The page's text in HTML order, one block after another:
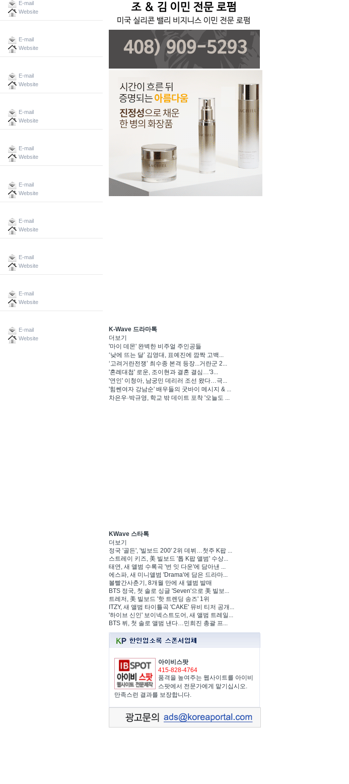
E-mail
Website
E-mail
Website
E-mail
Website
E-mail
Website
E-mail
Website
E-mail
Website
E-mail
Website
E-mail
Website
E-mail
Website
E-mail
Website
K-Wave 드라마톡
더보기
'마이 데몬' 완벽한 비주얼 주인공들
‘낮에 뜨는 달’ 김영대, 표예진에 깜짝 고백...
‘고려거란전쟁’ 최수종 본격 등장...거란군 2...
'혼례대첩' 로운, 조이현과 결혼 결심…'3...
'연인' 이청아, 남궁민 데리러 조선 왔다…극...
'힘쎈여자 강남순' 배우들의 굿바이 메시지 & ...
차은우·박규영, 학교 밖 데이트 포착 '오늘도 ...
KWave 스타톡
더보기
정국 '골든', '빌보드 200' 2위 데뷔…첫주 K팝 ...
스트레이 키즈, 美 빌보드 '톱 K팝 앨범' 수상...
태연, 새 앨범 수록곡 '번 잇 다운'에 담아낸 ...
에스파, 새 미니앨범 'Drama'에 담은 드라마...
볼빨간사춘기, 8개월 만에 새 앨범 발매
BTS 정국, 첫 솔로 싱글 'Seven'으로 美 빌보...
트레저, 美 빌보드 '핫 트렌딩 송즈' 1위
ITZY, 새 앨범 타이틀곡 'CAKE' 뮤비 티저 공개...
'하이브 신인' 보이넥스트도어, 새 앨범 트레일...
BTS 뷔, 첫 솔로 앨범 낸다…민희진 총괄 프...
아이비스팟
415-828-4764
품격을 높여주는 웹사이트를 아이비
스팟에서 전문가에게 맡기십시오.
만족스런 결과를 보장합니다.